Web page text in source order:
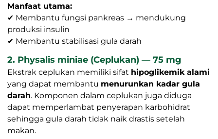
Manfaat utama:
✔ Membantu fungsi pankreas → mendukung
produksi insulin
✔ Membantu stabilisasi gula darah
2. Physalis miniae (Ceplukan) — 75 mg
Ekstrak ceplukan memiliki sifat hipoglikemik alami
yang dapat membantu menurunkan kadar gula
darah. Komponen dalam ceplukan juga diduga
dapat memperlambat penyerapan karbohidrat
sehingga gula darah tidak naik drastis setelah
makan.